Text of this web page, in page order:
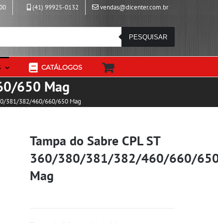
(41) 99925-0132 vendas@dicenter.com.br
PESQUISAR
CATÁLOGOS
650 Mag
381/382/460/660/650 Mag
Tampa do Sabre CPL ST
360/380/381/382/460/660/
Mag